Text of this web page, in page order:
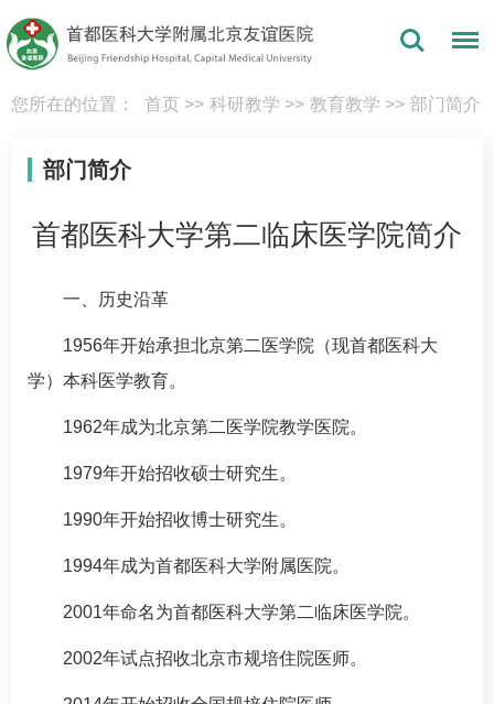
您所在的位置： 首页 >> 科研教学 >> 教育教学 >> 部门简介
部门简介
首都医科大学第二临床医学院简介
一、历史沿革
1956年开始承担北京第二医学院（现首都医科大
学）本科医学教育。
1962年成为北京第二医学院教学医院。
1979年开始招收硕士研究生。
1990年开始招收博士研究生。
1994年成为首都医科大学附属医院。
2001年命名为首都医科大学第二临床医学院。
2002年试点招收北京市规培住院医师。